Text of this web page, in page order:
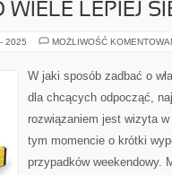
WIELE LEPIEJ
2025 MOŻLIWOŚĆ
W jaki sposób zadbać o
dla chcących odpocząć,
rozwiązaniem jest wizyta
tym momencie o krótki
przypadków weekendowy.